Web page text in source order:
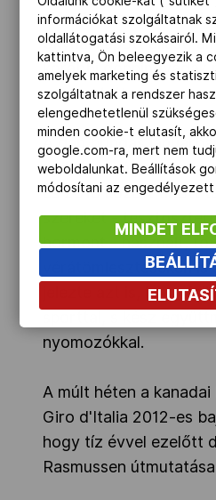
akkori orvosa, Geert
Skynál kapott állást,
korábbi doppingvádak
menesztette.
A dán bringás
nyilvánosság elé és
és 2010 között tiltott
szereket -
hormont - használt,
vérátömlesztéseken is
jelezte azt is, hogy
nyomozókkal.
A múlt héten a
Giro d'Italia 2012-es
hogy tíz évvel ezelőtt
Rasmussen
információkat szolgáltatnak
oldallátogatási szokásairól.
kattintva, Ön beleegyezik a
amelyek marketing és
szolgáltatnak a rendszer
elengedhetetlenül
minden cookie-t elutasít,
google.com-ra, mert nem
weboldalunkat. Beállítások
módosítani az
MINDET